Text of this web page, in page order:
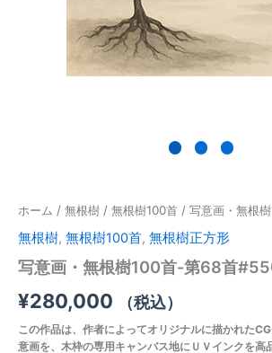
ホーム / 無根樹 / 無根樹100首 / 写意画・無根
無根樹, 無根樹100首, 無根樹正方形
写意画・無根樹100首-第68首
¥280,000 （税込）
この作品は、作者によってオリジナルに描かれた
意画を、木枠の専用キャンバス地にＵＶインクを高